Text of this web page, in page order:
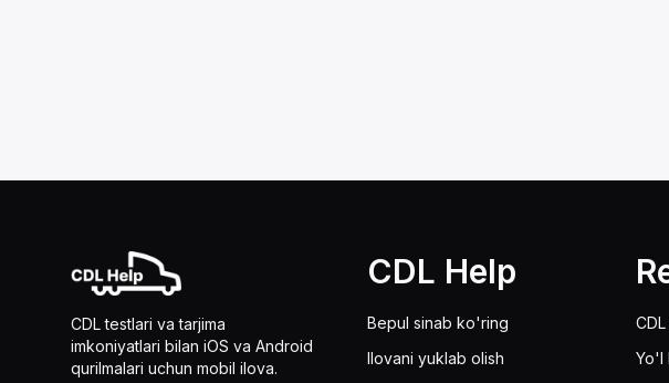
CDL testlari va tarjima
imkoniyatlari bilan iOS va Android
qurilmalari uchun mobil ilova.
CDL Help
Bepul sinab ko'ring
Ilovani yuklab olish
Yo'l